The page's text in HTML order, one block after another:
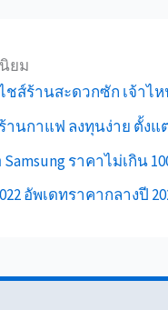
ยม
ชส์ร้านสะดวกซัก เจ้าไ
านกาแฟ ลงทุนง่าย ตั้ง
ราคาไม่เกิน
อัพเดทราคากลางปี